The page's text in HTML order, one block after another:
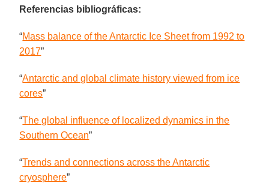
Referencias bibliográficas:
“Mass balance of the Antarctic Ice Sheet from 1992 to
2017”
“Antarctic and global climate history viewed from ice
cores”
“The global influence of localized dynamics in the
Southern Ocean”
“Trends and connections across the Antarctic
cryosphere”